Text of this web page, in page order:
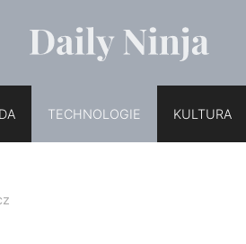
TECHNOLOGIE KULTURA